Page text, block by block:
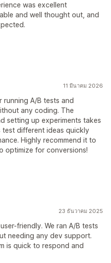
was excellent
and well thought out, and
11 มีนาคม 2026
running A/B tests and
any coding. The
setting up experiments takes
test different ideas quickly
Highly recommend it to
optimize for conversions!
23 ธันวาคม 2025
friendly. We ran A/B tests
needing any dev support.
is quick to respond and